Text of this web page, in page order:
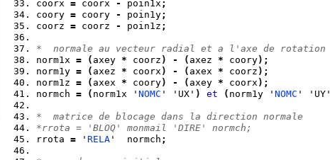
coorx = coorx - poin1x ;
coory = coory - poin1y;
coorz = coorz - poin1z ;
*  normale au vecteur radial et a l'axe de rotation
norm1x = ( axey * coorz ) - ( axez * coory) ;
norm1y = ( axez * coorx ) - ( axex * coorz ) ;
norm1z = ( axex * coory) - ( axey * coorx ) ;
normch = ( norm1x ' NOMC ' 'UX' ) et ( norm1y ' NOMC ' 'UY'
*  matrice de blocage dans la direction normale
*rrota = 'BLOQ' monmail 'DIRE' normch;
rrota = ' RELA '  normch ;